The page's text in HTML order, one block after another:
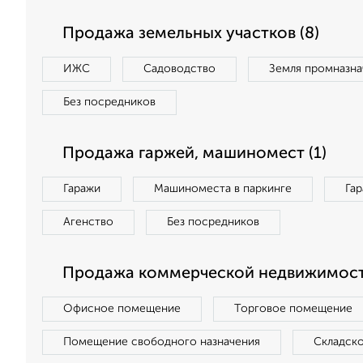
Продажа земельных участков (8)
ИЖС Садоводство Земля
Без посредников
Продажа гаржей, машиномест (1)
Гаражи Машиноместа в паркинге
Агенство Без посредников
Продажа коммерческой
Офисное помещение Торговое помещение
Помещение свободного назначения